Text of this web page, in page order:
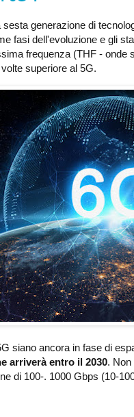
sesta generazione di
fasi dell'evoluzione e gli
frequenza (THF - onde
superiore al 5G.
siano ancora in fase di
arriverà entro il 2030. Non
di 100-. 1000 Gbps (10-